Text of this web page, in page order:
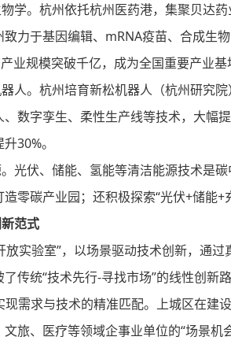
。杭州依托杭州医药港，集聚贝达
力于基因编辑、mRNA疫苗、合成生
业规模突破千亿，成为全国重要产业基
。杭州培育新松机器人（杭州研究院
数字孪生、柔性生产线等技术，大幅
30%。
伏、储能、氢能等清洁能源技术是
零碳产业园；还积极探索“光伏+储能
范式
实验室”，以场景驱动技术创新，通过
传统“技术先行-寻找市场”的线性创新
需求与技术的精准匹配。上城区在建
旅、医疗等领域企事业单位的“场景